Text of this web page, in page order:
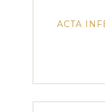
ACTA